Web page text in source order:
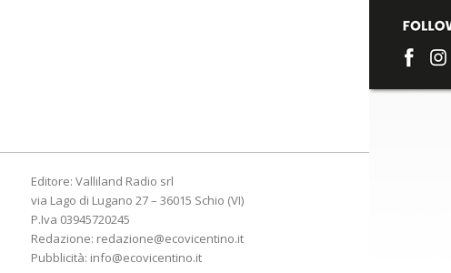
Editore: Valliland Radio srl
via Lago di Lugano 27 – 36015 Schio (VI)
P.Iva 03945720245
Redazione: redazione@ecovicentino.it
Pubblicità: info@ecovicentino.it